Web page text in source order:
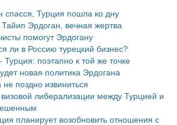
спасся, Турция пошла ко дну
Эрдоган, вечная жертва
помогут Эрдогану
ли в Россию турецкий бизнес?
Турция: поэтапно к той же точке
новая политика Эрдогана
не поздно извиниться
либерализации между Турцией и
планирует возобновить отношения с